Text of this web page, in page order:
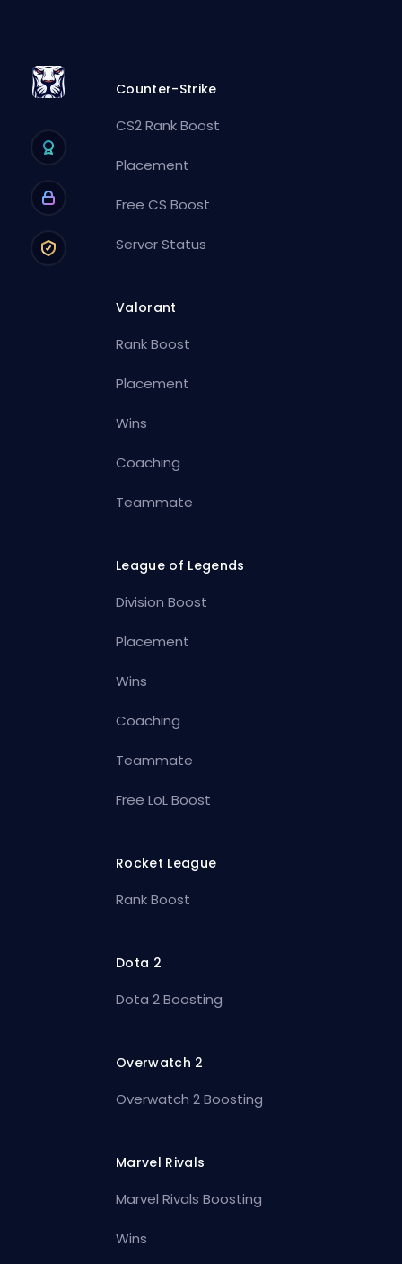
Counter-Strike
CS2 Rank Boost
Placement
Free CS Boost
Server Status
Valorant
Rank Boost
Placement
Wins
Coaching
Teammate
League of Legends
Division Boost
Placement
Wins
Coaching
Teammate
Free LoL Boost
Rocket League
Rank Boost
Dota 2
Dota 2 Boosting
Overwatch 2
Overwatch 2 Boosting
Marvel Rivals
Marvel Rivals Boosting
Wins